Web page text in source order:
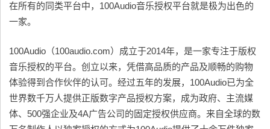
在所有的同类平台中，100Audio音乐授权平台就是极为出色的
一家。
100Audio（100audio.com）成立于2014年，是一家专注于版权
音乐授权的平台。创立以来，凭借高品质的产品及顺畅的购物
体验得到合作伙伴的认可。经过五年的发展，100Audio已为全
世界数千万人提供正版数字产品授权方案，成为政府、主流媒
体、500强企业及4A广告公司的固定授权供应商。来自全球的数